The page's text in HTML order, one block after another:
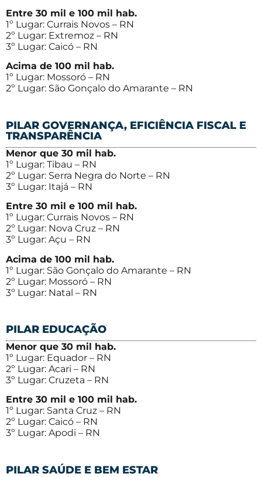
Entre 30 mil e 100 mil hab.
1º Lugar: Currais Novos – RN
2º Lugar: Extremoz – RN
3º Lugar: Caicó – RN
Acima de 100 mil hab.
1º Lugar: Mossoró – RN
2º Lugar: São Gonçalo do Amarante – RN
PILAR GOVERNANÇA, EFICIÊNCIA FISCAL E
TRANSPARÊNCIA
Menor que 30 mil hab.
1º Lugar: Tibau – RN
2º Lugar: Serra Negra do Norte – RN
3º Lugar: Itajá – RN
Entre 30 mil e 100 mil hab.
1º Lugar: Currais Novos – RN
2º Lugar: Nova Cruz – RN
3º Lugar: Açu – RN
Acima de 100 mil hab.
1º Lugar: São Gonçalo do Amarante – RN
2º Lugar: Mossoró – RN
3º Lugar: Natal – RN
PILAR EDUCAÇÃO
Menor que 30 mil hab.
1º Lugar: Equador – RN
2º Lugar: Acari – RN
3º Lugar: Cruzeta – RN
Entre 30 mil e 100 mil hab.
1º Lugar: Santa Cruz – RN
2º Lugar: Caicó – RN
3º Lugar: Apodi – RN
PILAR SAÚDE E BEM ESTAR